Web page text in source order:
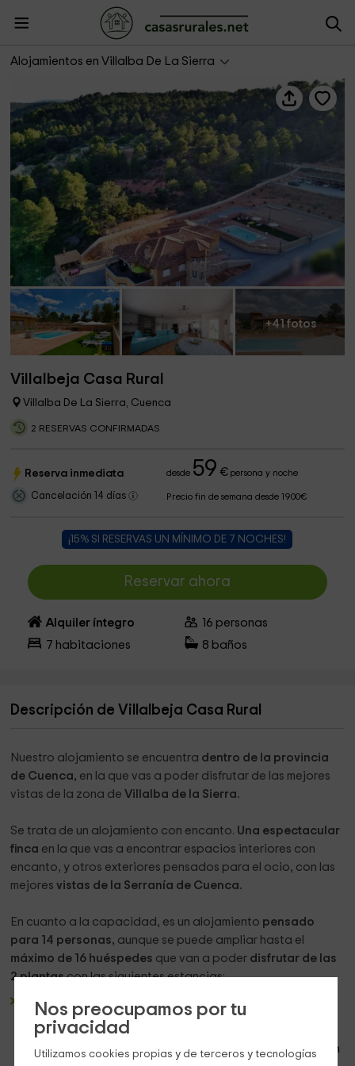
Nos preocupamos por tu
privacidad
Utilizamos cookies propias y de terceros y tecnologías
Alojamientos en Villalba De La Sierra
Villalbeja Casa Rural
+41 fotos
Villalbeja Casa Rural
Villalba De La Sierra, Cuenca
2 RESERVAS CONFIRMADAS
Reserva inmediata desde 59 €persona y noche
Cancelación 14 días Precio fin de semana desde 1900€
¡15% SI RESERVAS UN MÍNIMO DE 7 NOCHES!
Reservar ahora
Alquiler íntegro 16 personas
7 habitaciones 8 baños
Descripción de Villalbeja Casa Rural
Nuestro alojamiento se encuentra dentro de la provincia
de Cuenca, en la que vas a poder disfrutar de las mejores
vistas de la zona de Villalba de la Sierra.
Se trata de un alojamiento con encanto. Una espectacular
finca en la que vas a encontrar espacios interiores con
encanto, y otros exteriores pensados para el ocio, con las
mejoresvistas de la Serranía de Cuenca.
En cuanto a la capacidad, es un alojamiento pensado
para 14 personas, aunque se puede ampliar hasta el
máximo de 16 huéspedes que van a poder disfrutar de las
2 plantascon las siguientes estancias:
2 salones comedor,
cada uno de ellos en una planta, y
equipados de manera que se encuentra una zona de
relax equipada con su conjunto de
acomodarse para ver la televisión de plasmaque hay en